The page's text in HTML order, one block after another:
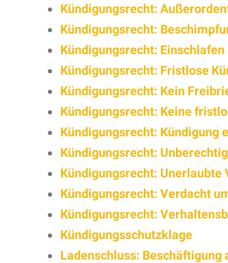
Kündigungsrecht:
Kündigungsrecht:
Kündigungsrecht:
Kündigungsrecht: Fristlose
Kündigungsrecht: Kein
Kündigungsrecht: Keine
Kündigungsrecht:
Kündigungsrecht:
Kündigungsrecht:
Kündigungsrecht: Verdacht
Kündigungsrecht:
Kündigungsschutzklage
Ladenschluss: Beschäftigung